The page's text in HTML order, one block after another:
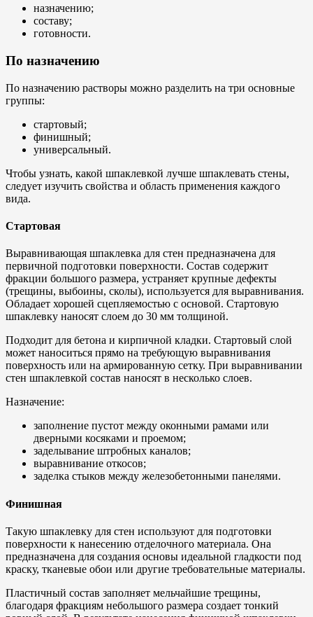
назначению;
составу;
готовности.
По назначению
По назначению растворы можно разделить на три основные
группы:
стартовый;
финишный;
универсальный.
Чтобы узнать, какой шпаклевкой лучше шпаклевать стены,
следует изучить свойства и область применения каждого
вида.
Стартовая
Выравнивающая шпаклевка для стен предназначена для
первичной подготовки поверхности. Состав содержит
фракции большого размера, устраняет крупные дефекты
(трещины, выбоины, сколы), используется для выравнивания.
Обладает хорошей сцепляемостью с основой. Стартовую
шпаклевку наносят слоем до 30 мм толщиной.
Подходит для бетона и кирпичной кладки. Стартовый слой
может наноситься прямо на требующую выравнивания
поверхность или на армированную сетку. При выравнивании
стен шпаклевкой состав наносят в несколько слоев.
Назначение:
заполнение пустот между оконными рамами или
дверными косяками и проемом;
заделывание штробных каналов;
выравнивание откосов;
заделка стыков между железобетонными панелями.
Финишная
Такую шпаклевку для стен используют для подготовки
поверхности к нанесению отделочного материала. Она
предназначена для создания основы идеальной гладкости под
краску, тканевые обои или другие требовательные материалы.
Пластичный состав заполняет мельчайшие трещины,
благодаря фракциям небольшого размера создает тонкий